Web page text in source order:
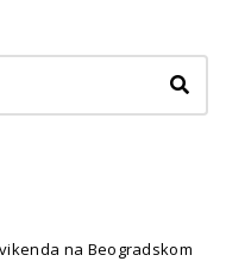
na Beogradskom